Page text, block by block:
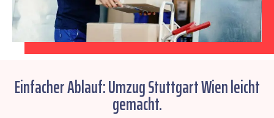
Einfacher Ablauf: Umzug Stuttgart Wien leicht
gemacht.